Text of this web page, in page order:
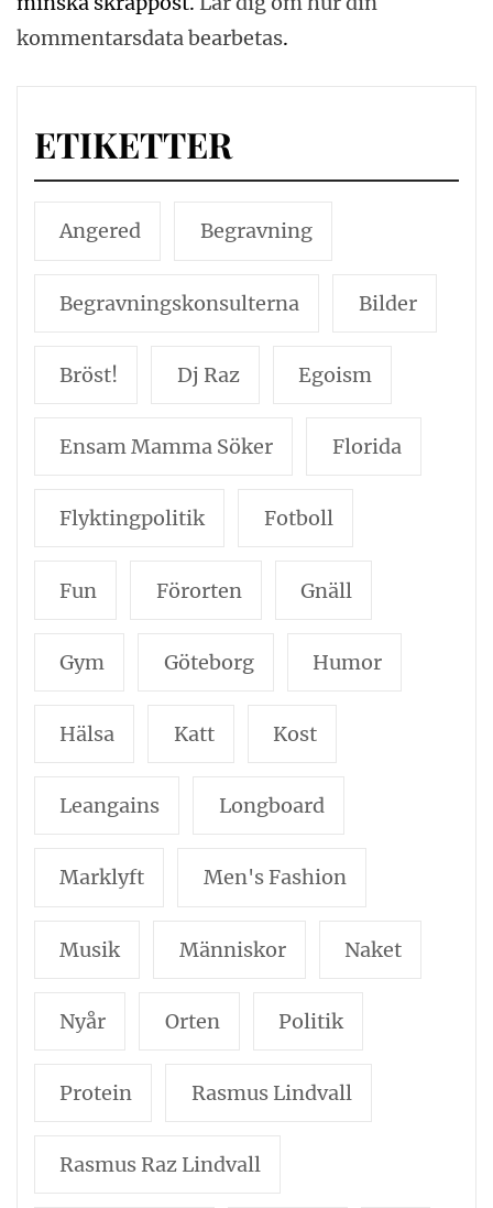
kommentarsdata bearbetas.
ETIKETTER
Angered Begravning
Begravningskonsulterna Bilder
Bröst! Dj Raz Egoism
Ensam Mamma Söker Florida
Flyktingpolitik Fotboll
Fun Förorten Gnäll
Gym Göteborg Humor
Hälsa Katt Kost
Leangains Longboard
Marklyft Men's Fashion
Musik Människor Naket
Nyår Orten Politik
Protein Rasmus Lindvall
Rasmus Raz Lindvall